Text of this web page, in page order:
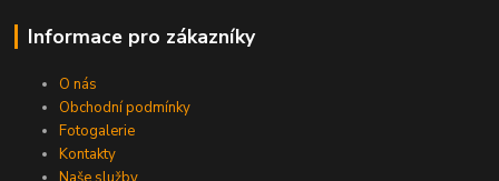
Informace pro zákazníky
O nás
Obchodní podmínky
Fotogalerie
Kontakty